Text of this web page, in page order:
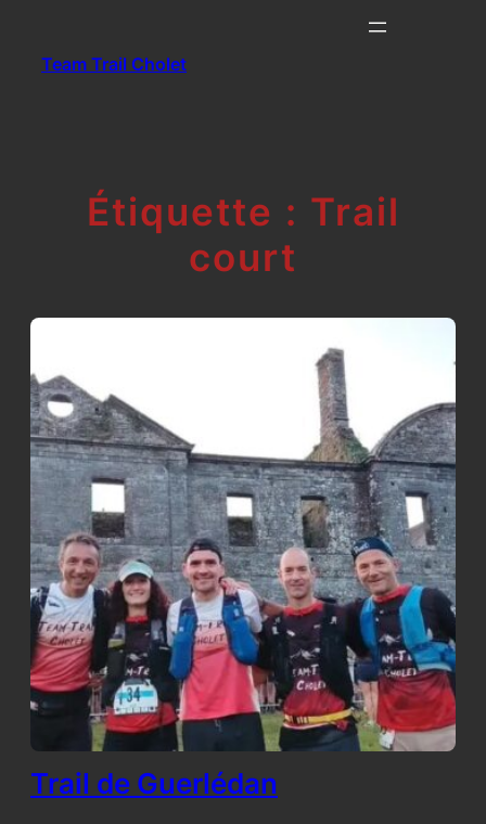
contenu
Team Trail Cholet
Étiquette : Trail
court
Trail de Guerlédan